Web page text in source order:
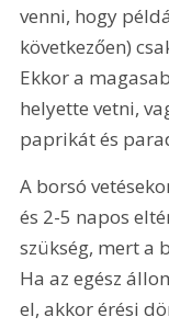
venni, hogy
következően)
Ekkor a
helyette vetni,
paprikát és
A borsó
és 2-5 napos
szükség, mert a
Ha az egész
el, akkor érési